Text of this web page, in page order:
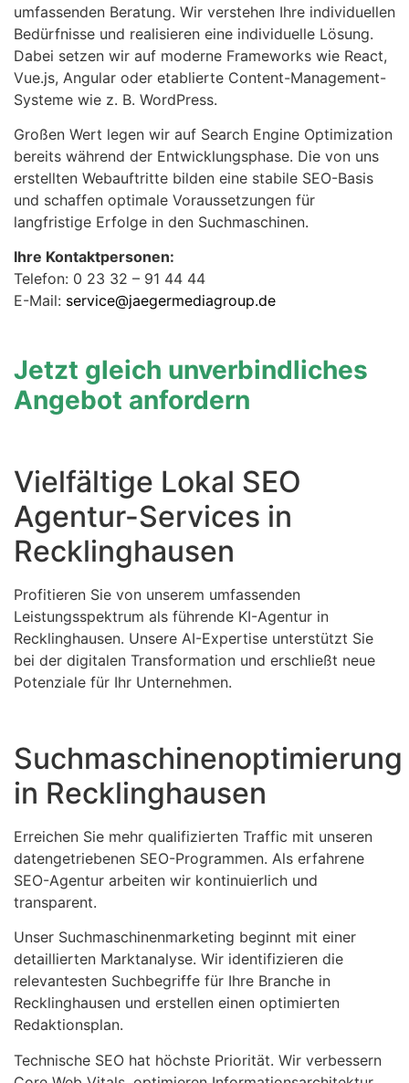
umfassenden Beratung. Wir verstehen Ihre individuellen
Bedürfnisse und realisieren eine individuelle Lösung.
Dabei setzen wir auf moderne Frameworks wie React,
Vue.js, Angular oder etablierte Content-Management-
Systeme wie z. B. WordPress.
Großen Wert legen wir auf Search Engine Optimization
bereits während der Entwicklungsphase. Die von uns
erstellten Webauftritte bilden eine stabile SEO-Basis
und schaffen optimale Voraussetzungen für
langfristige Erfolge in den Suchmaschinen.
Ihre Kontaktpersonen:
Telefon: 0 23 32 – 91 44 44
E-Mail: service@jaegermediagroup.de
Jetzt gleich unverbindliches
Angebot anfordern
Vielfältige Lokal SEO
Agentur-Services in
Recklinghausen
Profitieren Sie von unserem umfassenden
Leistungsspektrum als führende KI-Agentur in
Recklinghausen. Unsere AI-Expertise unterstützt Sie
bei der digitalen Transformation und erschließt neue
Potenziale für Ihr Unternehmen.
Suchmaschinenoptimierung
in Recklinghausen
Erreichen Sie mehr qualifizierten Traffic mit unseren
datengetriebenen SEO-Programmen. Als erfahrene
SEO-Agentur arbeiten wir kontinuierlich und
transparent.
Unser Suchmaschinenmarketing beginnt mit einer
detaillierten Marktanalyse. Wir identifizieren die
relevantesten Suchbegriffe für Ihre Branche in
Recklinghausen und erstellen einen optimierten
Redaktionsplan.
Technische SEO hat höchste Priorität. Wir verbessern